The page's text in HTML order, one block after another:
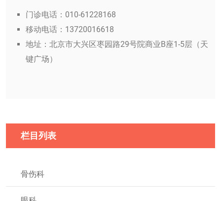
门诊电话：010-61228168
移动电话：13720016618
地址：北京市大兴区枣园路29号院商业B座1-5层（天
键广场）
栏目列表
骨伤科